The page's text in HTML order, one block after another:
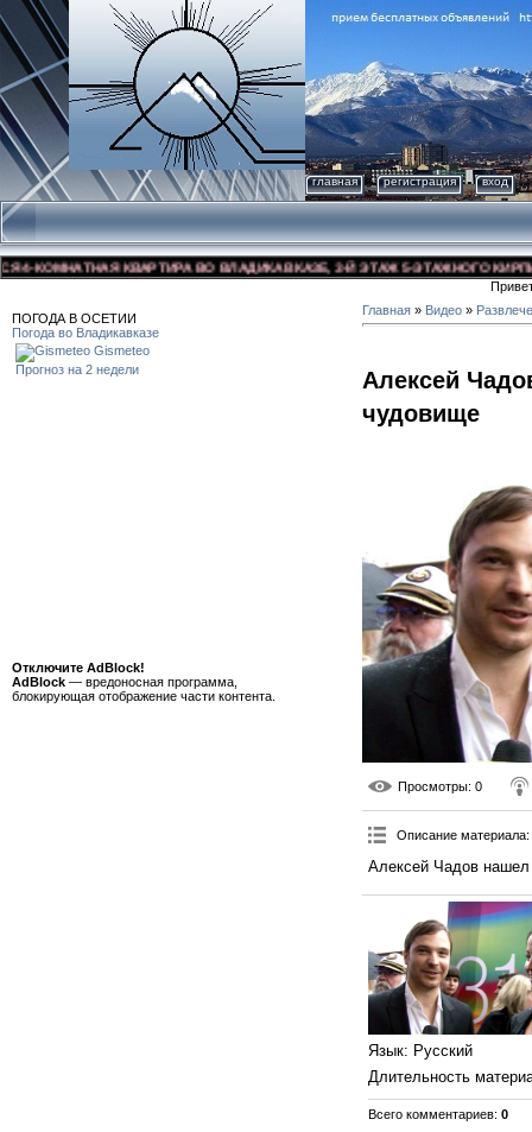
главная регистрация вход
КОМНАТНАЯ КВАРТИРА ВО ВЛАДИКАВКАЗЕ, 3-Й ЭТАЖ 5-ЭТАЖНОГО
ПОГОДА В ОСЕТИИ
Погода во Владикавказе
Gismeteo
Прогноз на 2 недели
Отключите AdBlock!
AdBlock — вредоносная программа,
блокирующая отображение части контента.
Главная » Видео »
Алексей
чудовище
Просмотры: 0
Описание материала:
Алексей Чадов нашел
Язык: Русский
Длительность
Всего комментариев: 0